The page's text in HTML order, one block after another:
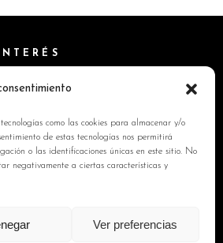
como las cookies para almacenar y/o
de estas tecnologías nos permitirá
o las identificaciones únicas en este sitio. No
negativamente a ciertas características y
Ver preferencias